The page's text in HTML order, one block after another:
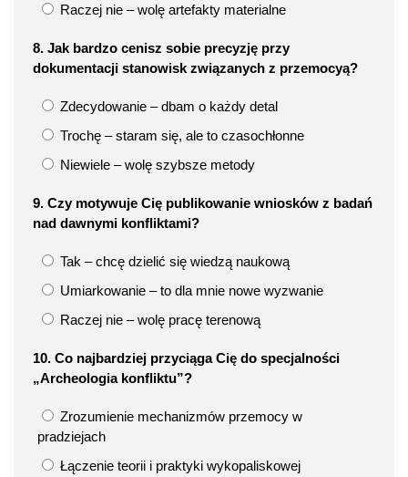
Raczej nie – wolę artefakty materialne
8. Jak bardzo cenisz sobie precyzję przy
dokumentacji stanowisk związanych z przemocyą?
Zdecydowanie – dbam o każdy detal
Trochę – staram się, ale to czasochłonne
Niewiele – wolę szybsze metody
9. Czy motywuje Cię publikowanie wniosków z badań
nad dawnymi konfliktami?
Tak – chcę dzielić się wiedzą naukową
Umiarkowanie – to dla mnie nowe wyzwanie
Raczej nie – wolę pracę terenową
10. Co najbardziej przyciąga Cię do specjalności
„Archeologia konfliktu”?
Zrozumienie mechanizmów przemocy w
pradziejach
Łączenie teorii i praktyki wykopaliskowej